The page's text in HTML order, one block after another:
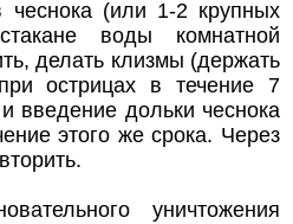
чеснока (или 1-2 крупных
воды комнатной
делать клизмы (держать
острицах в течение 7
введение дольки чеснока
этого же срока. Через
уничтожения